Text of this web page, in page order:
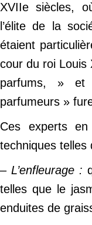
XVIIe siècles,
l’élite de la
étaient
cour du roi Louis
parfums, » et
parfumeurs »
Ces experts
techniques telles
–L’enfleurage :
telles que le
enduites de